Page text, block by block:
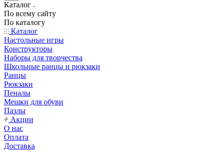
Каталог
По всему сайту
По каталогу
Каталог
Настольные игры
Конструкторы
Наборы для творчества
Школьные ранцы и рюкзаки
Ранцы
Рюкзаки
Пеналы
Мешки для обуви
Пазлы
Акции
О нас
Оплата
Доставка